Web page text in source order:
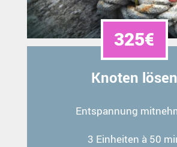
325€
Knoten lösen
Entspannung
3 Einheiten à 50